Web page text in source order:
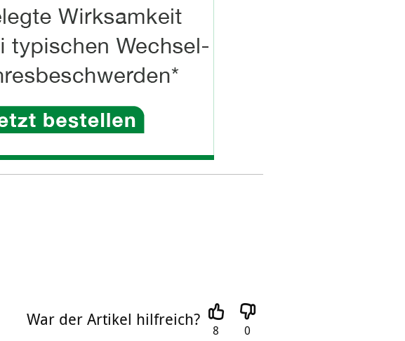
War der Artikel hilfreich?
8 0